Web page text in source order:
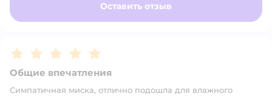
Оставить отзыв
Рейтинг:5
Общие впечатления
Симпатичная миска, отлично подошла для влажного